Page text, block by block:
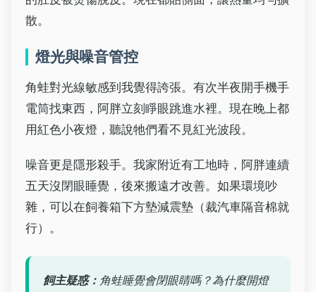
散。
燈光與噪音管控
角蛙對光線敏感到我覺得誇張。有次半夜開手機手
電筒找東西，阿胖立刻睜眼跳進水裡。現在晚上都
用紅色小夜燈，聽說牠們看不見紅光波段。
噪音更是隱形殺手。我家附近有工地時，阿胖連續
五天沒閉眼睡覺，後來搬遠才改善。如果環境吵
雜，可以在飼養箱下方墊減震墊（裁汽車隔音棉就
行）。
飼主疑惑： 角蛙睡覺會閉眼睛嗎？為什麼開燈